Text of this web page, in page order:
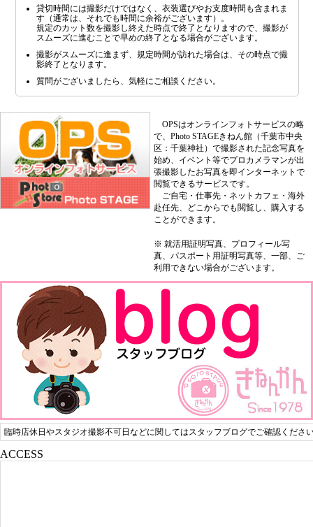
貸切時間には撮影だけではなく、衣装選びやお支度時間も含まれま
す（通常は、それでも時間に余裕がございます）。
規定のカット数を撮影し終えた時点で終了となりますので、撮影が
スムーズに進むことで早めの終了となる場合がございます。
撮影がスムーズに進まず、規定時間が訪れた場合は、その時点で撮
影終了となります。
質問がございましたら、気軽にご相談ください。
OPSはオンラインフォトサービスの略
で、Photo STAGEきねん館（千葉市中央
区：千葉神社）で撮影された記念写真を
始め、イベント等でプロカメラマンが出
張撮影したお写真を即インターネットで
閲覧できるサービスです。
ご自宅・仕事先・ネットカフェ・海外
赴任先、どこからでも閲覧し、購入する
ことができます。
※ 就活用証明写真、プロフィール写
真、パスポート用証明写真等、一部、ご
利用できない場合がございます。
臨時店休日やスタジオ撮影不可日などに関してはスタッフブログでご確認くださ
ACCESS